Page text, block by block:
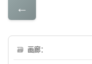
←
🗃 画廊：